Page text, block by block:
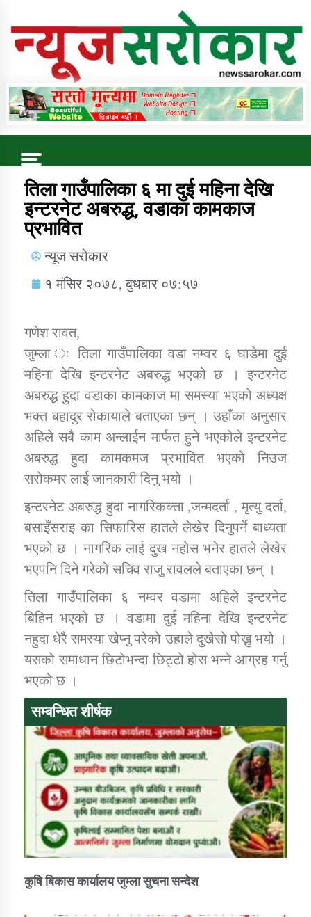
Online News Portal
Trending Now
डिभिजन कार्यालय जुम्लाको सुचना सन्देश
कर्णाली प्रविधि शिक्षालय जुम्लाको सुचना
सामाजिक बिकास कार्यालय जुम्लाकाे सुचना
कार्यक्रम कार्यान्वयन एकाई जुम्लाको सुचना
कर्णाली प्राविधि शिक्षालय जुम्लाको सुचना
तिला गाउँपालिका ६ मा दुई महिना देखि
इन्टरनेट अबरुद्ध, वडाका कामकाज
प्रभावित
न्यूज सरोकार
१ मंसिर २०७८, बुधबार ०७:५७
गणेश रावत,
जुम्ला ः तिला गाउँपालिका वडा नम्वर ६ घाडेमा दुई
महिना देखि इन्टरनेट अबरुद्ध भएको छ । इन्टरनेट
अबरुद्ध हुदा वडाका कामकाज मा समस्या भएको अध्यक्ष
भक्त बहादुर रोकायाले बताएका छन् । उहाँका अनुसार
अहिले सबै काम अन्लाईन मार्फत हुने भएकोले इन्टरनेट
अबरुद्ध हुदा कामकमज प्रभावित भएको निउज
सरोकमर लाई जानकारी दिनु भयो ।
इन्टरनेट अबरुद्ध हुदा नागरिकक्ता ,जन्मदर्ता , मृत्यु दर्ता,
बसाइँसराइ का सिफारिस हातले लेखेर दिनुपर्ने बाध्यता
भएको छ । नागरिक लाई दुख नहोस भनेर हातले लेखेर
भएपनि दिने गरेको सचिव राजु रावलले बताएका छन् ।
तिला गाउँपालिका ६ नम्वर वडामा अहिले इन्टरनेट
बिहिन भएको छ । वडामा दुई महिना देखि इन्टरनेट
नहुदा धेरै समस्या खेप्नु परेको उहाले दुखेसो पोख्नु भयो ।
यसको समाधान छिटोभन्दा छिट्टो होस भन्ने आग्रह गर्नु
भएको छ ।
सम्बन्धित शीर्षक
कुषि बिकास कार्यालय जुम्ला सुचना सन्देश